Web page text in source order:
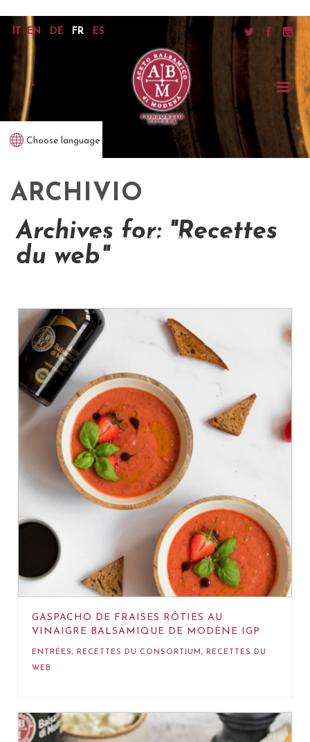
Choose language
accueil/ (page 2)recettes du web
IT EN DE FR ES
ARCHIVIO
Archives for: "Recettes
du web"
GASPACHO DE FRAISES RÔTIES AU
VINAIGRE BALSAMIQUE DE MODÈNE IGP
ENTRÉES, RECETTES DU CONSORTIUM , RECETTES DU
WEB